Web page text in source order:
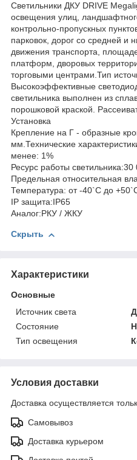
Светильники ДКУ DRIVE
освещения улиц,
контрольно-пропускных
парковок, дорог со средней и
движения транспорта,
платформ, дворовых
торговыми центрами.Тип
Высокоэффективные
светильника выполнен из
порошковой краской.
Установка
Крепление на Г - образные
мм.Технические
менее: 1%
Ресурс работы светильника:30
Предельная относительная
Температура: от -40`С до
IP защита:IP65
Аналог:РКУ / ЖКУ
Скрыть
Характеристики
Основные
Источник света
Состояние
Тип освещения
Условия доставки
Доставка осуществляется
Самовывоз
Доставка курьером